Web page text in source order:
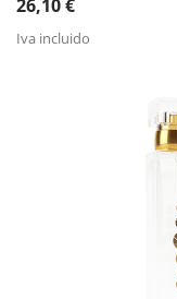
26,10€
Iva incluido